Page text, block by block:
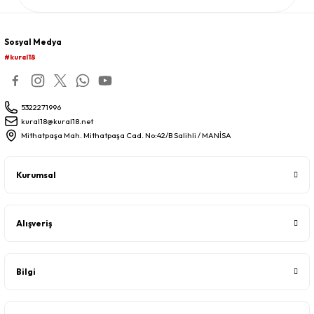
Sosyal Medya
#kural18
5322271996
kural18@kural18.net
Mithatpaşa Mah. Mithatpaşa Cad. No:42/B Salihli / MANİSA
Kurumsal
Alışveriş
Bilgi